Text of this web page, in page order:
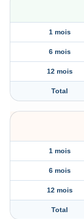
1 mois
6 mois
12 mois
Total
1 mois
6 mois
12 mois
Total